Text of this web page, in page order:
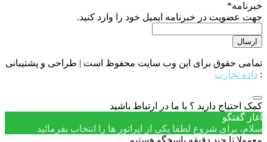
خبرنامه*
جهت عضویت در خبرنامه ایمیل خود را وارد کنید.
تمامی حقوق برای این وب سایت محفوظ است | طراحی و پشتیبانی
: داده تجارت
کمک احتیاج دارید ؟ با ما در ارتباط باشید
آغاز گفتگو
سلام، برای شروع لطفا یکی از اپراتور ها را انتخاب بفرمائید